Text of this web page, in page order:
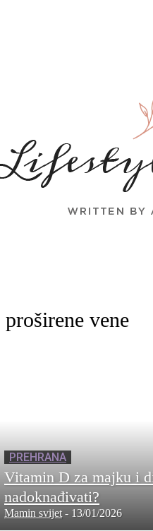
proširene vene
PREHRANA
Vitamin D za majku i
nadoknađivati?
Mamin svijet - 13/01/2026